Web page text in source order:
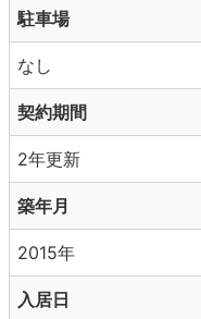
駐車場
なし
契約期間
2年更新
築年月
2015年
入居日